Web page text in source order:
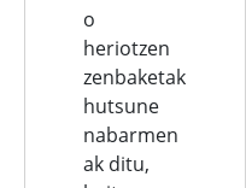
o
heriotzen
zenbaketak
hutsune
nabarmen
ak ditu,